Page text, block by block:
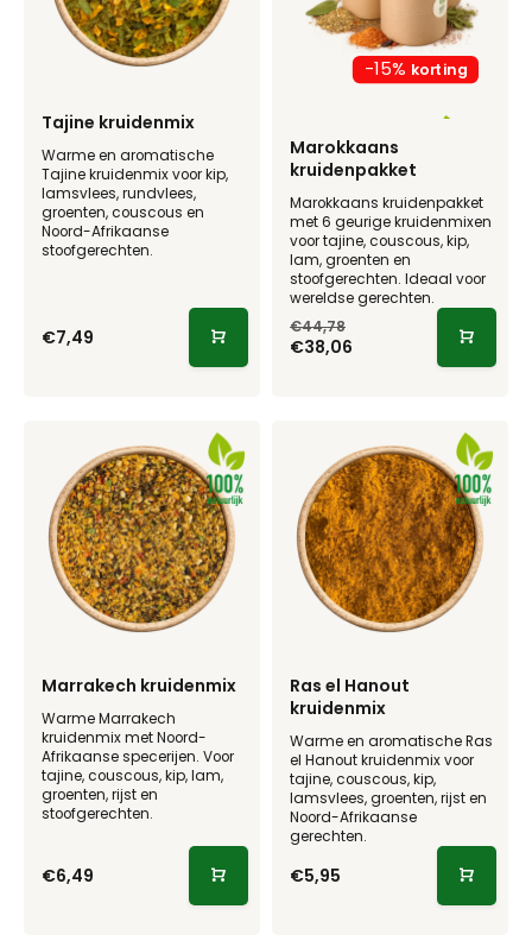
Tajine kruidenmix
Warme en aromatische
Tajine kruidenmix voor kip,
lamsvlees, rundvlees,
groenten, couscous en
Noord-Afrikaanse
stoofgerechten.
€7,49
-15%
Marokkaans
kruidenpakket
Marokkaans kruidenpakket
met 6 geurige kruidenmixen
voor tajine, couscous, kip,
lam, groenten en
stoofgerechten. Ideaal voor
wereldse gerechten.
€44,78
€38,06
Marrakech kruidenmix
Warme Marrakech
kruidenmix met Noord-
Afrikaanse specerijen. Voor
tajine, couscous, kip, lam,
groenten, rijst en
stoofgerechten.
€6,49
Ras el Hanout
kruidenmix
Warme en aromatische Ras
el Hanout kruidenmix voor
tajine, couscous, kip,
lamsvlees, groenten, rijst en
Noord-Afrikaanse
gerechten.
€5,95